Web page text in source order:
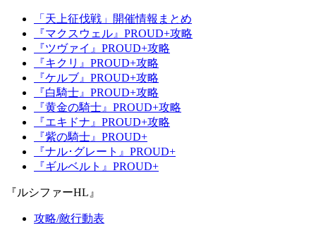
「天上征伐戦」開催情報まとめ
『マクスウェル』PROUD+攻略
『ツヴァイ』PROUD+攻略
『キクリ』PROUD+攻略
『ケルブ』PROUD+攻略
『白騎士』PROUD+攻略
『黄金の騎士』PROUD+攻略
『エキドナ』PROUD+攻略
『紫の騎士』PROUD+
『ナル･グレート』PROUD+
『ギルベルト』PROUD+
『ルシファーHL』
攻略/敵行動表